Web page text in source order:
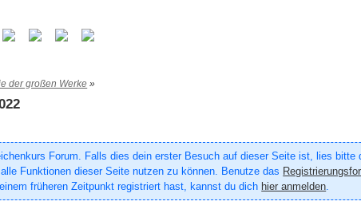
der großen Werke »
Forum. Falls dies dein erster Besuch auf dieser Seite ist, lies bitte
Funktionen dieser Seite nutzen zu können. Benutze das
früheren Zeitpunkt registriert hast, kannst du dich hier anmelden.